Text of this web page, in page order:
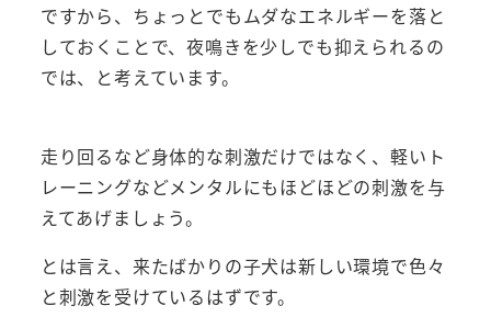
ですから、ちょっとでもムダなエネルギーを落と
しておくことで、夜鳴きを少しでも抑えられるの
では、と考えています。
走り回るなど身体的な刺激だけではなく、軽いト
レーニングなどメンタルにもほどほどの刺激を与
えてあげましょう。
とは言え、来たばかりの子犬は新しい環境で色々
と刺激を受けているはずです。